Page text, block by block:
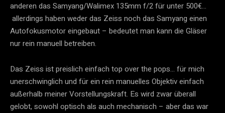
anderen das Samyang/Walimex 135mm f/2 für unter 500€…
allerdings haben weder das Zeiss noch das Samyang einen
Autofokusmotor eingebaut – bedeutet man kann die Gläser
nur rein manuell betreiben.
Das Zeiss ist preislich einfach top over the pops… für mich
unerschwinglich und für ein rein manuelles Objektiv einfach
außerhalb meiner Vorstellungskraft. Es wird zwar überall
gelobt, sowohl optisch als auch mechanisch – aber das war